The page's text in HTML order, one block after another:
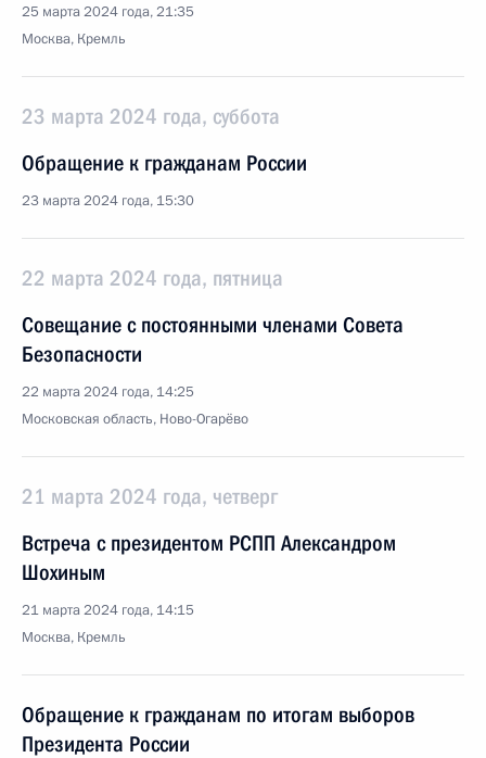
25 марта 2024 года, 21:35
Москва, Кремль
23 марта 2024 года, суббота
Обращение к гражданам России
23 марта 2024 года, 15:30
22 марта 2024 года, пятница
Совещание с постоянными членами Совета
Безопасности
22 марта 2024 года, 14:25
Московская область, Ново-Огарёво
21 марта 2024 года, четверг
Встреча с президентом РСПП Александром
Шохиным
21 марта 2024 года, 14:15
Москва, Кремль
Обращение к гражданам по итогам выборов
Президента России